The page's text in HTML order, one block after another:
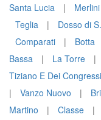
Santa Lucia
| Merlini
Teglia
| Dosso di
Comparati
| Botta
Bassa
| La Torre |
Tiziano E Dei Congressi
|
Vanzo Nuovo |
Martino
| Classe |